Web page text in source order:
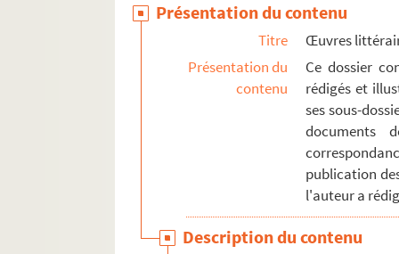
Présentation du contenu
Titre
Œuvres
Présentation du
contenu
Ce dossier
rédigés et
ses sous-
documents
publication
l'auteur a
Description du contenu